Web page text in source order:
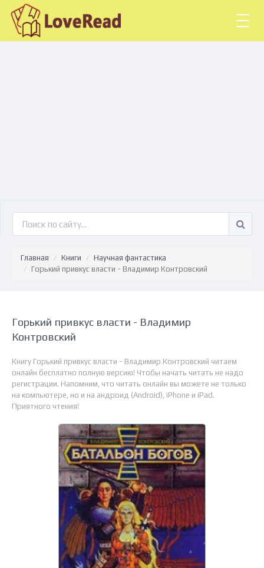
Главная Книги
Научная фантастика
Горький привкус власти - Владимир Контровский
Горький привкус власти - Владимир
Контровский
Книгу Горький привкус власти - Владимир Контровский читаем
онлайн бесплатно полную версию! Чтобы начать читать не надо
регистрации. Напомним, что читать онлайн вы можете не только
на компьютере, но и на андроид (Android), iPhone и iPad.
Приятного чтения!